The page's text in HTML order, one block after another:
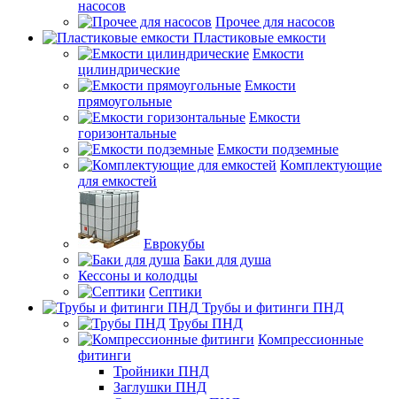
насосов
Прочее для насосов
Пластиковые емкости
Емкости
цилиндрические
Емкости
прямоугольные
Емкости
горизонтальные
Емкости подземные
Комплектующие
для емкостей
Еврокубы
Баки для душа
Кессоны и колодцы
Септики
Трубы и фитинги ПНД
Трубы ПНД
Компрессионные
фитинги
Тройники ПНД
Заглушки ПНД